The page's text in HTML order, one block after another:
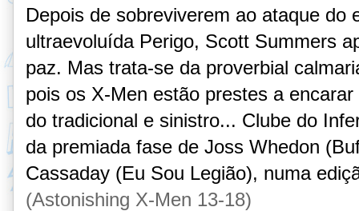
Depois de sobreviverem ao ataque do
ultraevoluída Perigo, Scott Summers
paz. Mas trata-se da proverbial
pois os X-Men estão prestes a
do tradicional e sinistro... Clube do
da premiada fase de Joss Whedon
Cassaday (Eu Sou Legião), numa
(Astonishing X-Men 13-18)